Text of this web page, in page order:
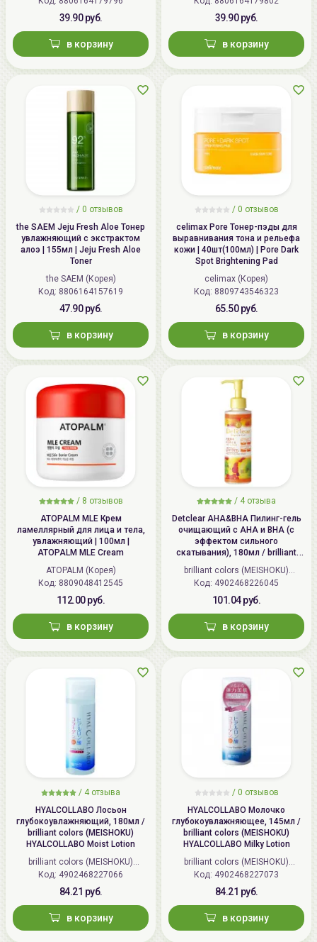
39.90 руб.
в корзину
39.90 руб.
в корзину
/ 0 отзывов
the SAEM Jeju Fresh Aloe Тонер
увлажняющий с экстрактом
алоэ | 155мл | Jeju Fresh Aloe
Toner
the SAEM (Корея)
Код: 8806164157619
47.90 руб.
в корзину
/ 0 отзывов
celimax Pore Тонер-пэды для
выравнивания тона и рельефа
кожи | 40шт(100мл) | Pore Dark
Spot Brightening Pad
celimax (Корея)
Код: 8809743546323
65.50 руб.
в корзину
/ 8 отзывов
ATOPALM MLE Крем
ламеллярный для лица и тела,
увлажняющий | 100мл |
ATOPALM MLE Cream
ATOPALM (Корея)
Код: 8809048412545
112.00 руб.
в корзину
/ 4 отзыва
Detclear AHA&BHA Пилинг-гель
очищающий с AHA и BHA (с
эффектом сильного
скатывания), 180мл / brilliant
colors (MEISHOKU) Detclear
Bright&Peel AHA&BHA Fruits
Peeling Jelly
brilliant colors (MEISHOKU)
(Япония)
Код: 4902468226045
101.04 руб.
в корзину
/ 4 отзыва
HYALCOLLABO Лосьон
глубокоувлажняющий, 180мл /
brilliant colors (MEISHOKU)
HYALCOLLABO Moist Lotion
brilliant colors (MEISHOKU)
(Япония)
Код: 4902468227066
84.21 руб.
в корзину
/ 0 отзывов
HYALCOLLABO Молочко
глубокоувлажняющее, 145мл /
brilliant colors (MEISHOKU)
HYALCOLLABO Milky Lotion
brilliant colors (MEISHOKU)
(Япония)
Код: 4902468227073
84.21 руб.
в корзину